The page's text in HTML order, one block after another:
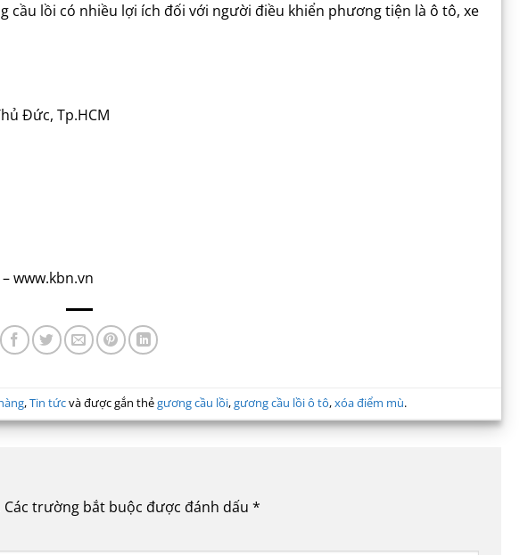
lồi có nhiều lợi ích đối với người điều khiển phương tiện là ô tô, xe
Đức, Tp.HCM
www.kbn.vn
,Tin tứcvà được gắn thẻgương cầu lồi,gương cầu lồi ô tô,xóa điểm mù.
Các trường bắt buộc được đánh dấu *